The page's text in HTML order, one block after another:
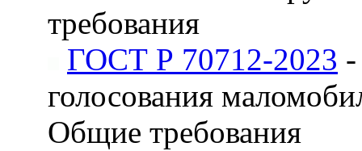
требования
ГОСТ Р 70712-2023
голосования
Общие требования